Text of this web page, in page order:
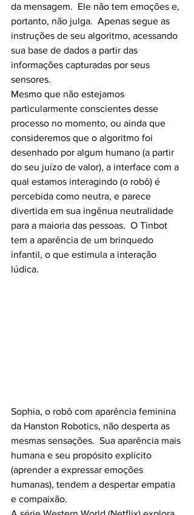
da mensagem.  Ele não tem emoções e,
portanto, não julga.  Apenas segue as
instruções de seu algoritmo, acessando
sua base de dados a partir das
informações capturadas por seus
sensores.
Mesmo que não estejamos
particularmente conscientes desse
processo no momento, ou ainda que
consideremos que o algoritmo foi
desenhado por algum humano (a partir
do seu juízo de valor), a interface com a
qual estamos interagindo (o robô) é
percebida como neutra, e parece
divertida em sua ingênua neutralidade
para a maioria das pessoas.  O Tinbot
tem a aparência de um brinquedo
infantil, o que estimula a interação
lúdica.
Sophia, o robô com aparência feminina
da Hanston Robotics, não desperta as
mesmas sensações.  Sua aparência mais
humana e seu propósito explícito
(aprender a expressar emoções
humanas), tendem a despertar empatia
e compaixão.